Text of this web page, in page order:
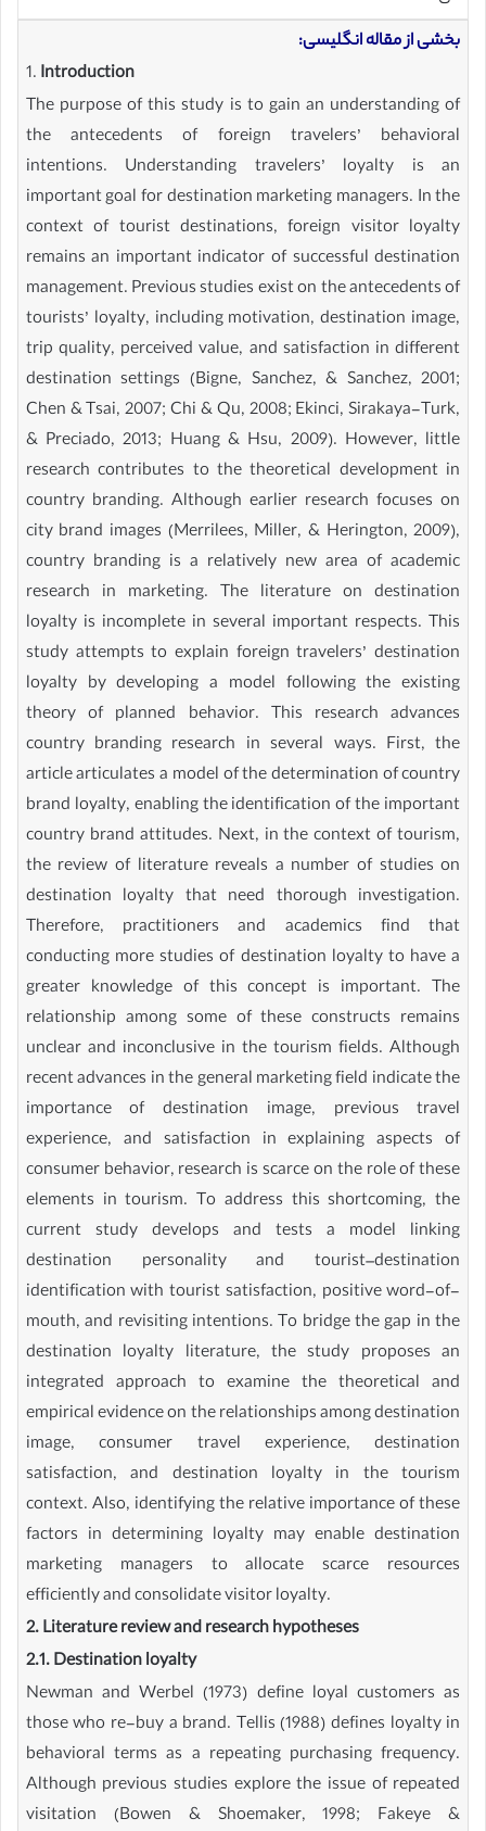
بخشی از مقاله انگلیسی:
1. Introduction
The purpose of this study is to gain an understanding of
the antecedents of foreign travelers’ behavioral
intentions. Understanding travelers’ loyalty is an
important goal for destination marketing managers. In the
context of tourist destinations, foreign visitor loyalty
remains an important indicator of successful destination
management. Previous studies exist on the antecedents of
tourists’ loyalty, including motivation, destination image,
trip quality, perceived value, and satisfaction in different
destination settings (Bigne, Sanchez, & Sanchez, 2001;
Chen & Tsai, 2007; Chi & Qu, 2008; Ekinci, Sirakaya-Turk,
& Preciado, 2013; Huang & Hsu, 2009). However, little
research contributes to the theoretical development in
country branding. Although earlier research focuses on
city brand images (Merrilees, Miller, & Herington, 2009),
country branding is a relatively new area of academic
research in marketing. The literature on destination
loyalty is incomplete in several important respects. This
study attempts to explain foreign travelers’ destination
loyalty by developing a model following the existing
theory of planned behavior. This research advances
country branding research in several ways. First, the
article articulates a model of the determination of country
brand loyalty, enabling the identification of the important
country brand attitudes. Next, in the context of tourism,
the review of literature reveals a number of studies on
destination loyalty that need thorough investigation.
Therefore, practitioners and academics find that
conducting more studies of destination loyalty to have a
greater knowledge of this concept is important. The
relationship among some of these constructs remains
unclear and inconclusive in the tourism fields. Although
recent advances in the general marketing field indicate the
importance of destination image, previous travel
experience, and satisfaction in explaining aspects of
consumer behavior, research is scarce on the role of these
elements in tourism. To address this shortcoming, the
current study develops and tests a model linking
destination personality and tourist–destination
identification with tourist satisfaction, positive word-of-
mouth, and revisiting intentions. To bridge the gap in the
destination loyalty literature, the study proposes an
integrated approach to examine the theoretical and
empirical evidence on the relationships among destination
image, consumer travel experience, destination
satisfaction, and destination loyalty in the tourism
context. Also, identifying the relative importance of these
factors in determining loyalty may enable destination
marketing managers to allocate scarce resources
efficiently and consolidate visitor loyalty.
2. Literature review and research hypotheses
2.1. Destination loyalty
Newman and Werbel (1973) define loyal customers as
those who re-buy a brand. Tellis (1988) defines loyalty in
behavioral terms as a repeating purchasing frequency.
Although previous studies explore the issue of repeated
visitation (Bowen & Shoemaker, 1998; Fakeye &